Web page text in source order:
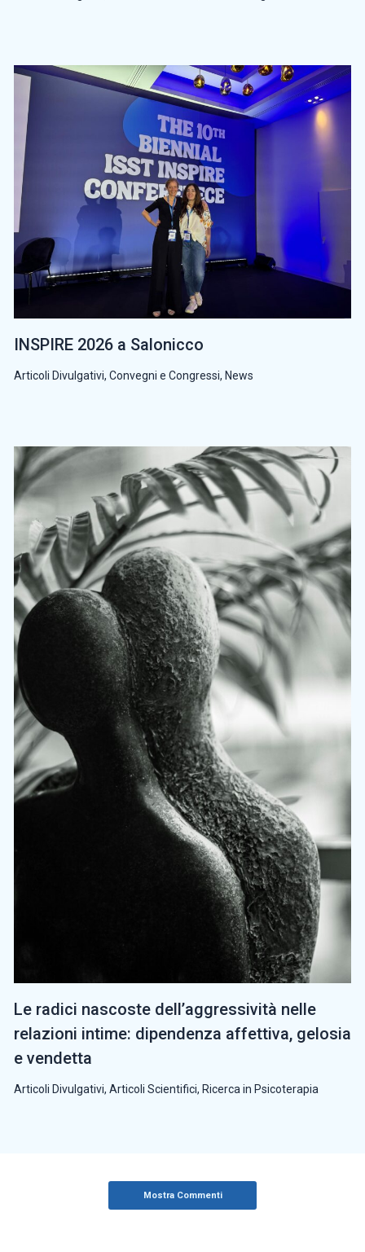
INSPIRE 2026 a Salonicco
Articoli Divulgativi, Convegni e Congressi, News
Le radici nascoste dell’aggressività nelle
relazioni intime: dipendenza affettiva, gelosia
e vendetta
Articoli Divulgativi, Articoli Scientifici, Ricerca in Psicoterapia
Mostra Commenti